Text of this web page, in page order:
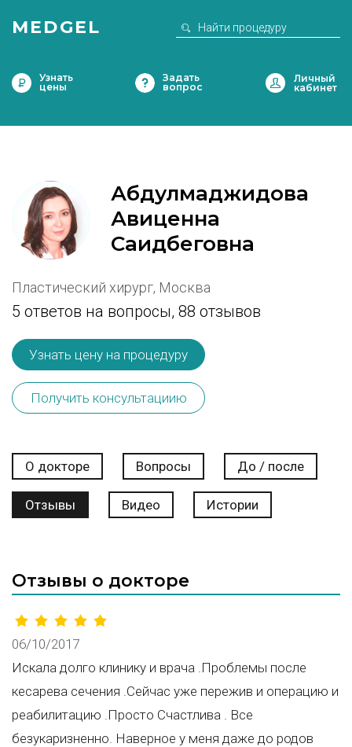
MEDGEL
Узнать
цены
Задать
вопрос
Абдулмаджидова
Авиценна
Саидбеговна
Пластический хирург, Москва
5 ответов на вопросы, 88 отзывов
Узнать цену на процедуру
Получить консультациию
О докторе Вопросы До / после
Отзывы Видео Истории
Отзывы о докторе
06/10/2017
Искала долго клинику и врача .Проблемы после
кесарева сечения .Сейчас уже пережив и операцию и
реабилитацию .Просто Счастлива . Все
безукаризненно. Наверное у меня даже до родов